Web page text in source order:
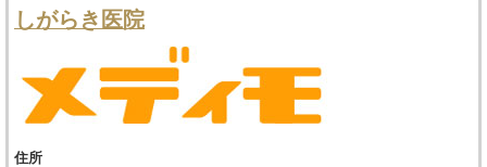
しがらき医院
住所